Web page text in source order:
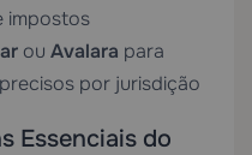
impostos
ou Avalara para
por jurisdição
Essenciais do